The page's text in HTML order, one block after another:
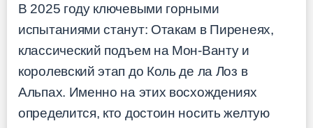
В 2025 году ключевыми горными
испытаниями станут: Отакам в Пиренеях,
классический подъем на Мон-Ванту и
королевский этап до Коль де ла Лоз в
Альпах. Именно на этих восхождениях
определится, кто достоин носить желтую